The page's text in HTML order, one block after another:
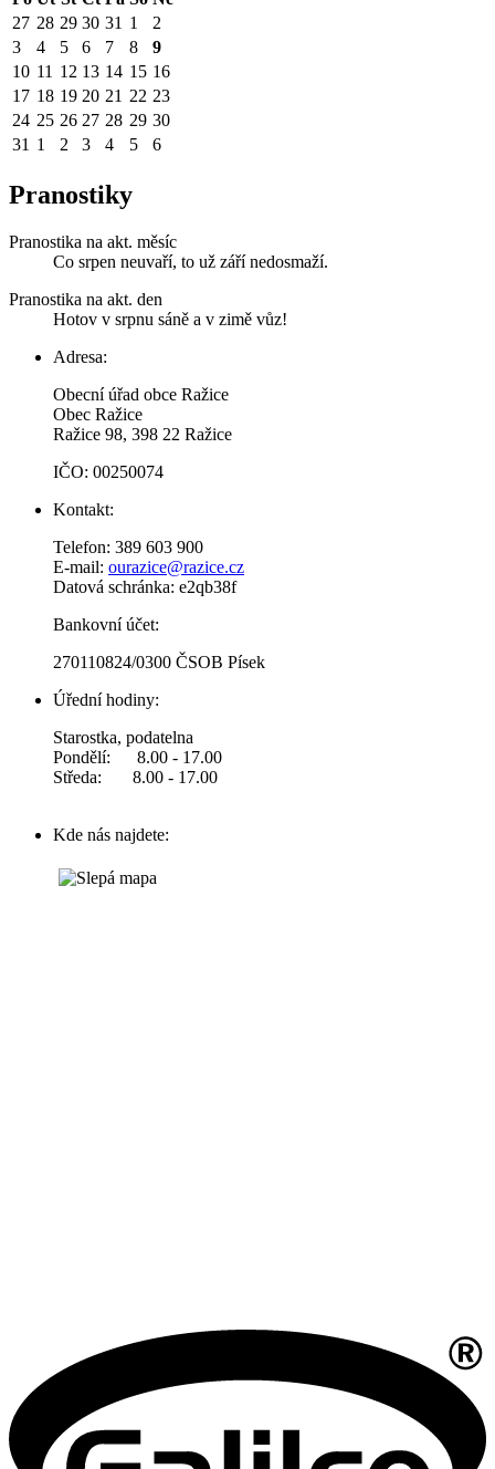
27 28 29 30 31 1
2
3
4 5 6 7 8
9
10 11 12 13 14 15 16
17 18 19 20 21 22 23
24 25 26 27 28 29 30
31 1 2 3 4 5 6
Pranostiky
Pranostika na akt. měsíc
Co srpen neuvaří, to už září nedosmaží.
Pranostika na akt. den
Hotov v srpnu sáně a v zimě vůz!
Adresa:
Obecní úřad obce Ražice
Obec Ražice
Ražice 98, 398 22 Ražice
IČO: 00250074
Kontakt:
Telefon: 389 603 900
E-mail: ourazice@razice.cz
Datová schránka: e2qb38f
Bankovní účet:
270110824/0300 ČSOB Písek
Úřední hodiny:
Starostka, podatelna
Pondělí: 8.00 - 17.00
Středa: 8.00 - 17.00
Kde nás najdete: